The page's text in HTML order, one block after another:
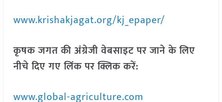
www.krishakjagat.org/kj_epaper/
कृषक जगत की अंग्रेजी वेबसाइट पर जाने के लिए
नीचे दिए गए लिंक पर क्लिक करें:
www.global-agriculture.com